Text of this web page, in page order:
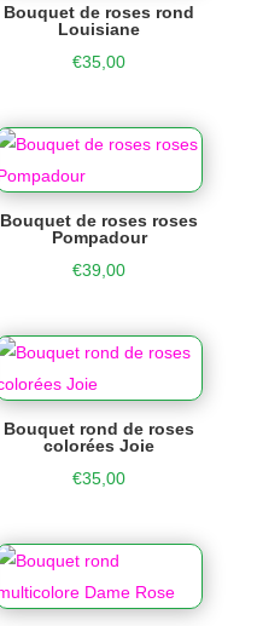
Bouquet de roses rond
Louisiane
€35,00
Bouquet de roses roses
Pompadour
€39,00
Bouquet rond de roses
colorées Joie
€35,00